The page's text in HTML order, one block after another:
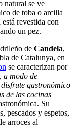
natural se ve
de toba o arcilla
revestida con
un pez.
de Candela,
de Catalunya, en
se caracterizan por
a modo de
gastronómico
de las cocinas
Su
pescados y espetos,
arroces al